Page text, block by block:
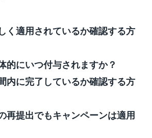
く適用されているか確認する方
的にいつ付与されますか？
内に完了しているか確認する方
再提出でもキャンペーンは適用